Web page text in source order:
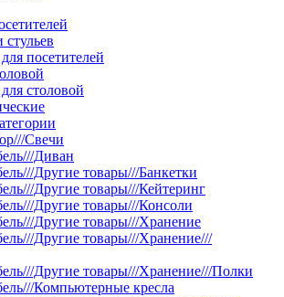
посетителей
столовой
Свечи
Диван
Другие товары///Банкетки
Другие товары///Кейтеринг
Другие товары///Консоли
Другие товары///Хранение
Другие товары///Хранение///
Другие товары///Хранение///Полки
Компьютерные кресла